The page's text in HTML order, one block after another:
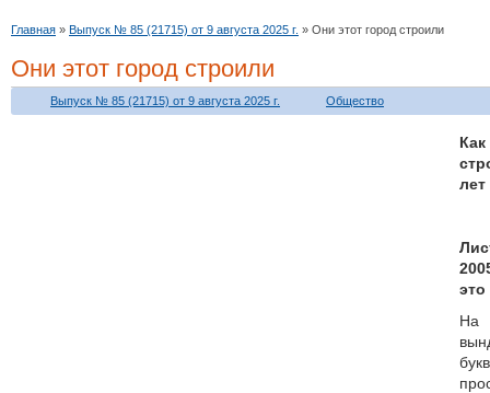
Главная » Выпуск № 85 (21715) от 9 августа 2025 г. » Они этот город строили
Они этот город строили
Выпуск № 85 (21715) от 9 августа 2025 г. Общество
лет
На